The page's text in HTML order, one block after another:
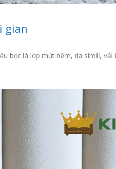
gian
bọc là lớp mút nệm, da simili,